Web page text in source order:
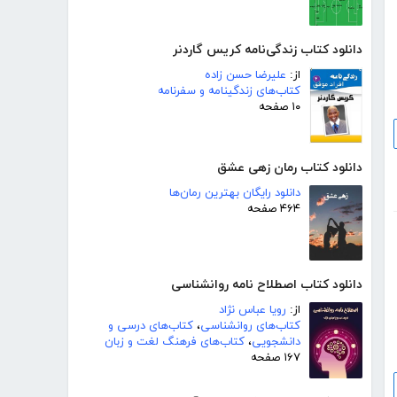
دانلود کتاب زندگی‌نامه کریس گاردنر
از: علیرضا حسن زاده
کتاب‌های زندگینامه و سفرنامه
۱۰ صفحه
دانلود کتاب رمان زهی عشق
دانلود رایگان بهترین رمان‌ها
۴۶۴ صفحه
دانلود کتاب اصطلاح نامه روانشناسی
از: رویا عباس نژاد
کتاب‌های روانشناسی، کتاب‌های درسی و
دانشجویی، کتاب‌های فرهنگ لغت و زبان
۱۶۷ صفحه